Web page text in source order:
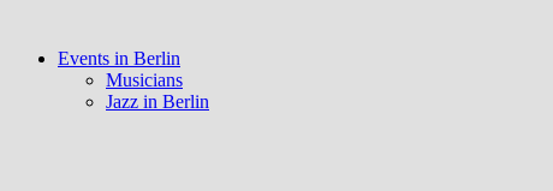
Events in Berlin
Musicians
Jazz in Berlin